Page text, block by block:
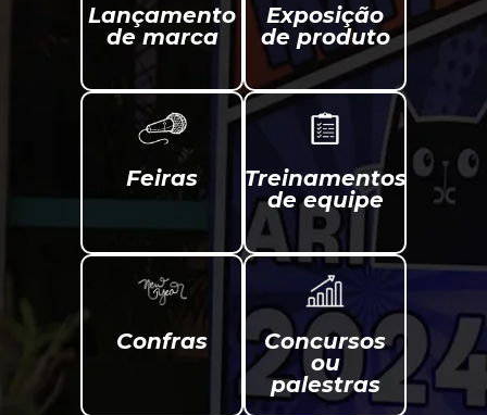
Lançamento
de marca
Exposição
de produto
Feiras
Treinamentos
de equipe
Confras
Concursos
ou
palestras